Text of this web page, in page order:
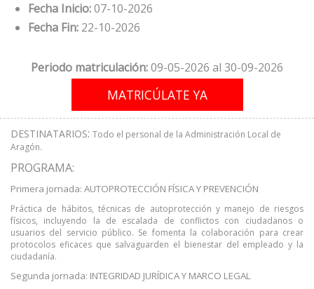
Fecha Inicio:07-10-2026
Fecha Fin: 22-10-2026
Periodo matriculación:09-05-2026 al 30-09-2026
DESTINATARIOS: Todo el personal de la Administración Local de
Aragón.
PROGRAMA:
Primera jornada: AUTOPROTECCIÓN FÍSICA Y PREVENCIÓN
Práctica de hábitos, técnicas de autoprotección y manejo de riesgos
físicos, incluyendo la de escalada de conflictos con ciudadanos o
usuarios del servicio público. Se fomenta la colaboración para crear
protocolos eficaces que salvaguarden el bienestar del empleado y la
ciudadanía.
Segunda jornada: INTEGRIDAD JURÍDICA Y MARCO LEGAL